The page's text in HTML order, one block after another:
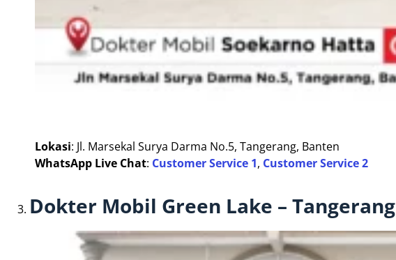
Lokasi: Jl. Marsekal Surya Darma No.5, Tangerang, Banten
WhatsApp Live Chat: Customer Service 1, Customer Service 2
Dokter Mobil Green Lake – Tangerang